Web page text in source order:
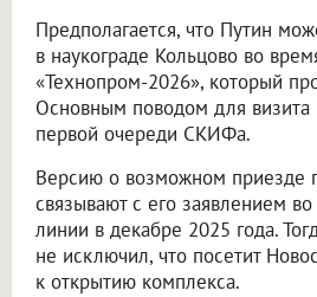
Предполагается, что Путин
в наукограде Кольцово во
«Технопром-2026», который
Основным поводом для визита
первой очереди СКИФа.
Версию о возможном приезде
связывают с его заявлением
линии в декабре 2025 года.
не исключил, что посетит
к открытию комплекса.